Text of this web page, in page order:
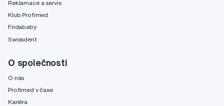
Reklamace a servis
Klub Profimed
Fridababy
Swissdent
O společnosti
O nás
Profimed v čase
Kariéra